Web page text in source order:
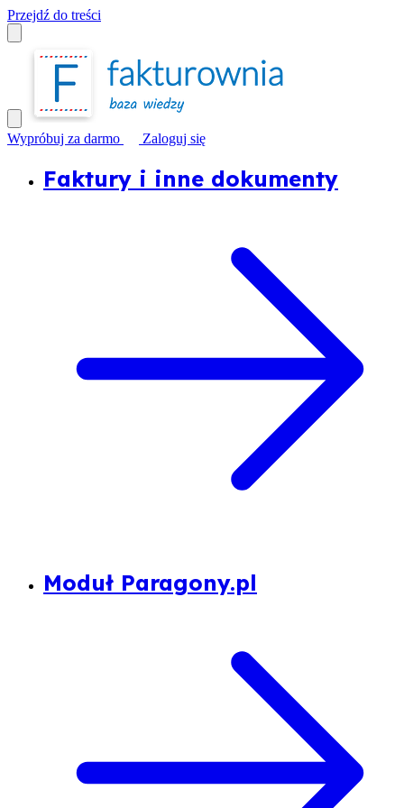
Przejdź do treści
Wypróbuj za darmo Zaloguj się
Faktury i inne dokumenty
Moduł Paragony.pl